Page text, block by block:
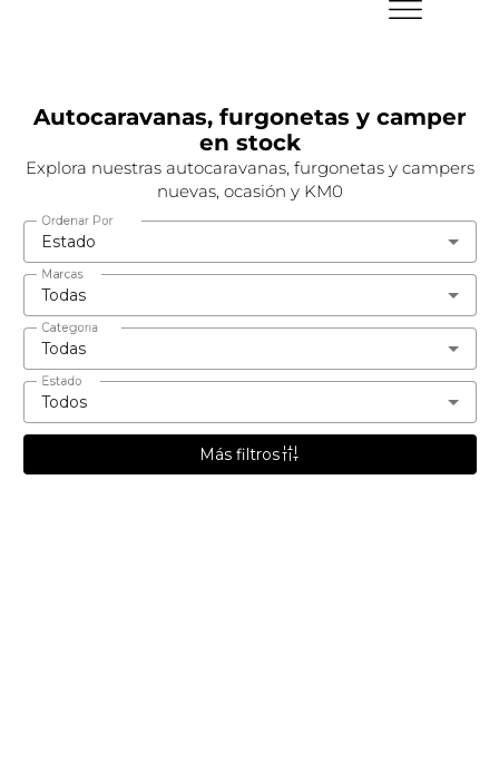
Autocaravanas, furgonetas y camper
en stock
Explora nuestras autocaravanas, furgonetas y campers
nuevas, ocasión y KM0